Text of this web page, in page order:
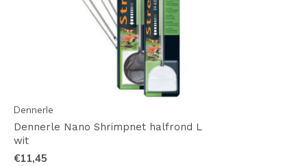
Dennerle
Dennerle Nano Shrimpnet halfrond L
wit
€11,45